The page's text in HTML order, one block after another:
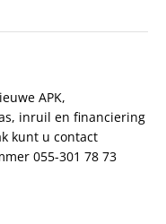
APK,
inruil en financiering
kunt u contact
055-301 78 73